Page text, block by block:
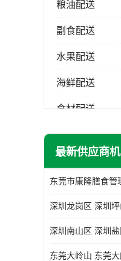
粮油配送
副食配送
水果配送
海鲜配送
食材配送
最新供应商机